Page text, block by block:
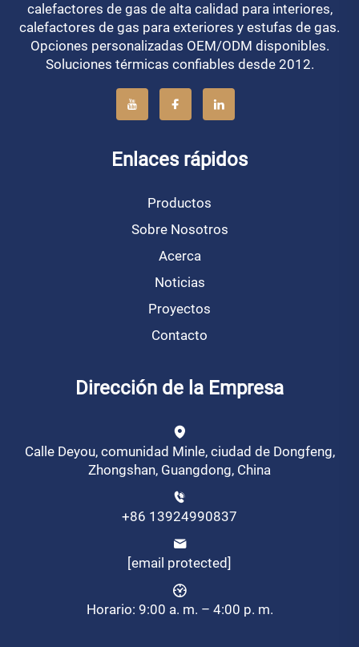
calefactores de gas de alta calidad para interiores,
calefactores de gas para exteriores y estufas de gas.
Opciones personalizadas OEM/ODM disponibles.
Soluciones térmicas confiables desde 2012.
Enlaces rápidos
Productos
Sobre Nosotros
Acerca
Noticias
Proyectos
Contacto
Dirección de la Empresa
Calle Deyou, comunidad Minle, ciudad de Dongfeng,
Zhongshan, Guangdong, China
+86 13924990837
[email protected]
Horario: 9:00 a. m. – 4:00 p. m.